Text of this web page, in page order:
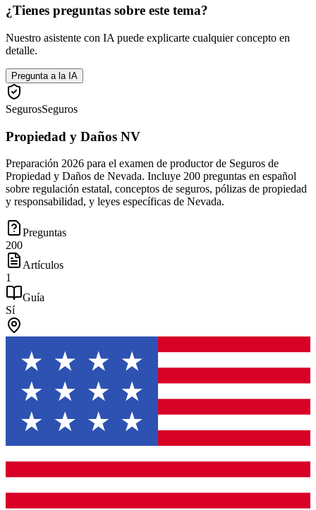
¿Tienes preguntas sobre este tema?
Nuestro asistente con IA puede explicarte cualquier concepto en
detalle.
Pregunta a la IA
SegurosSeguros
Propiedad y Daños NV
Preparación 2026 para el examen de productor de Seguros de
Propiedad y Daños de Nevada. Incluye 200 preguntas en español
sobre regulación estatal, conceptos de seguros, pólizas de propiedad
y responsabilidad, y leyes específicas de Nevada.
Preguntas
200
Artículos
1
Guía
Sí